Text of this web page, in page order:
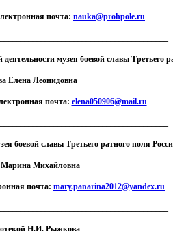
почта: nauka@prohpole.ru
музея боевой славы Третьего
Елена Леонидовна
почта: elena050906@mail.ru
боевой славы Третьего ратного поля
Михайловна
почта: mary.panarina2012@yandex.ru
Н.И. Рыжкова